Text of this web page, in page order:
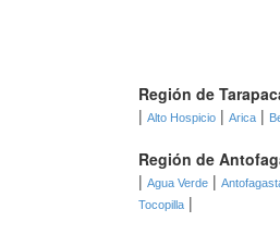
Región de
| Alto Hospicio | Arica |
Región de
| Agua Verde |
Tocopilla |